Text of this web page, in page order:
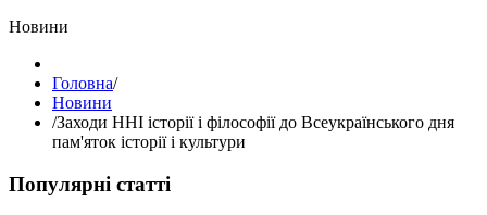
Hовини
Головна/
Hовини
/Заходи ННІ історії і філософії до Всеукраїнського дня
пам'яток історії і культури
Популярні статті